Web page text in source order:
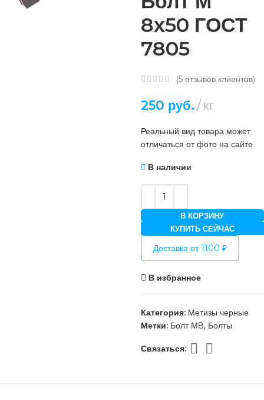
8х50 ГОСТ
7805
(5отзывов клиентов)
250 руб. кг
Реальный вид товара может
отличаться от фото на сайте
В наличии
В КОРЗИНУ
КУПИТЬ СЕЙЧАС
Доставка от 1100 ₽
В избранное
Категория: Метизы черные
Метки: Болт М8, Болты
Связаться: